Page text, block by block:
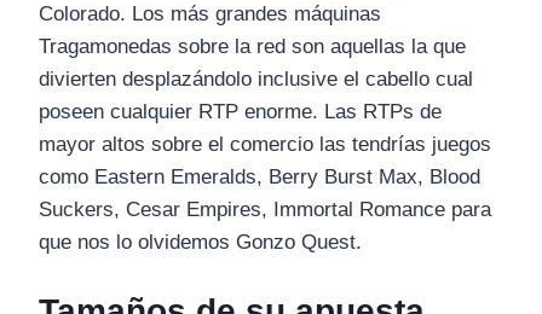
Colorado. Los más grandes máquinas
Tragamonedas sobre la red son aquellas la que
divierten desplazándolo inclusive el cabello cual
poseen cualquier RTP enorme. Las RTPs de
mayor altos sobre el comercio las tendrí­as juegos
como Eastern Emeralds, Berry Burst Max, Blood
Suckers, Cesar Empires, Immortal Romance para
que nos lo olvidemos Gonzo Quest.